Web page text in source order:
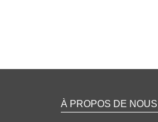
À PROPOS DE NOUS